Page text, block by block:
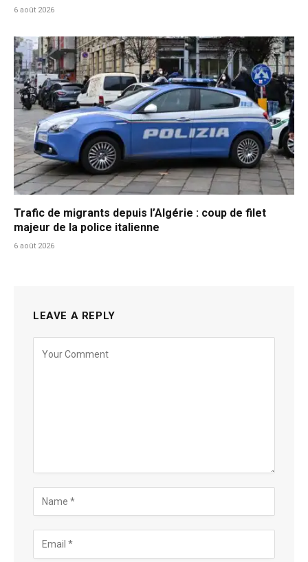
6 août 2026
Trafic de migrants depuis l’Algérie : coup de filet
majeur de la police italienne
6 août 2026
LEAVE A REPLY